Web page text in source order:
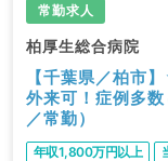
常勤求人
柏厚生総合病院
【千葉県／柏
外来可！症例多
／常勤）
年収1,800万円以上